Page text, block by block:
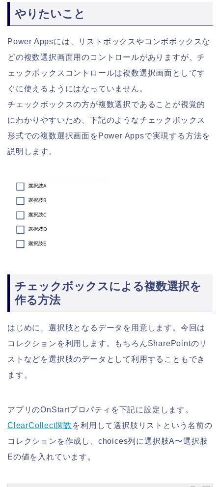
やりたいこと
Power Appsには、リストボックスやコンボボックスな
どの複数選択画面用のコントロールがありますが、チ
ェックボックスコントロールは複数選択画面としてす
ぐに使えるようにはなっていません。
チェックボックスの方が複数選択であることが視覚的
にわかりやすいため、下記のようなチェックボックス
形式での複数選択画面をPower Appsで実現する方法を
説明します。
チェックボックスによる複数選択を
作る方法
はじめに、選択肢となるデータを用意します。今回は
コレクションを利用します。もちろんSharePointのリ
ストなどを選択肢のデータとして利用することもでき
ます。
アプリのOnStartプロパティを下記に設定します。
ClearCollect関数 を利用して選択肢リストという名前の
コレクションを作成し、choices列に選択肢A〜選択肢
Eの値を入れています。